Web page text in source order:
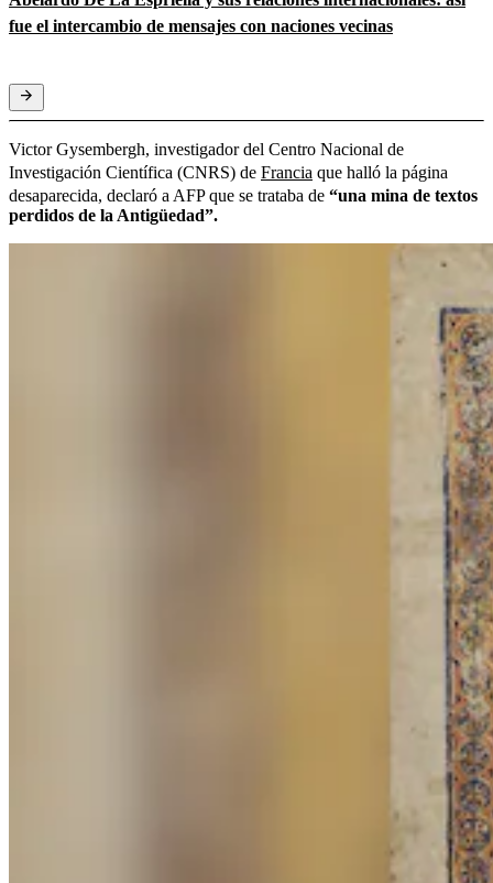
fue el intercambio de mensajes con naciones vecinas
Victor Gysembergh, investigador del Centro Nacional de
Investigación Científica (CNRS) de Francia que halló la página
desaparecida, declaró a AFP que se trataba de “una mina de textos
perdidos de la Antigüedad”.